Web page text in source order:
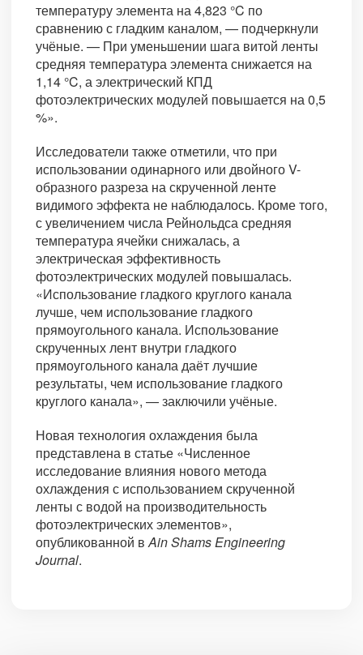
температуру элемента на 4,823 °C по
сравнению с гладким каналом, — подчеркнули
учёные. — При уменьшении шага витой ленты
средняя температура элемента снижается на
1,14 °C, а электрический КПД
фотоэлектрических модулей повышается на 0,5
%».
Исследователи также отметили, что при
использовании одинарного или двойного V-
образного разреза на скрученной ленте
видимого эффекта не наблюдалось. Кроме того,
с увеличением числа Рейнольдса средняя
температура ячейки снижалась, а
электрическая эффективность
фотоэлектрических модулей повышалась.
«Использование гладкого круглого канала
лучше, чем использование гладкого
прямоугольного канала. Использование
скрученных лент внутри гладкого
прямоугольного канала даёт лучшие
результаты, чем использование гладкого
круглого канала», — заключили учёные.
Новая технология охлаждения была
представлена в статье «Численное
исследование влияния нового метода
охлаждения с использованием скрученной
ленты с водой на производительность
фотоэлектрических элементов»,
опубликованной вAin Shams Engineering
Journal.